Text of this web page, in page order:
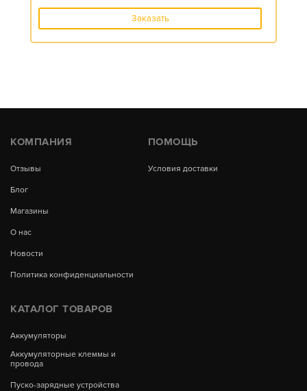
Заказать
КОМПАНИЯ
Отзывы
Блог
Магазины
О нас
Новости
Политика конфиденциальности
ПОМОЩЬ
Условия доставки
КАТАЛОГ ТОВАРОВ
Аккумуляторы
Аккумуляторные клеммы и
провода
Пуско-зарядные устройства